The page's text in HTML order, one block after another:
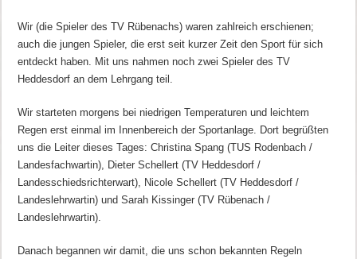
Wir (die Spieler des TV Rübenachs) waren zahlreich erschienen;
auch die jungen Spieler, die erst seit kurzer Zeit den Sport für sich
entdeckt haben. Mit uns nahmen noch zwei Spieler des TV
Heddesdorf an dem Lehrgang teil.
Wir starteten morgens bei niedrigen Temperaturen und leichtem
Regen erst einmal im Innenbereich der Sportanlage. Dort begrüßten
uns die Leiter dieses Tages: Christina Spang (TUS Rodenbach /
Landesfachwartin), Dieter Schellert (TV Heddesdorf /
Landesschiedsrichterwart), Nicole Schellert (TV Heddesdorf /
Landeslehrwartin) und Sarah Kissinger (TV Rübenach /
Landeslehrwartin).
Danach begannen wir damit, die uns schon bekannten Regeln